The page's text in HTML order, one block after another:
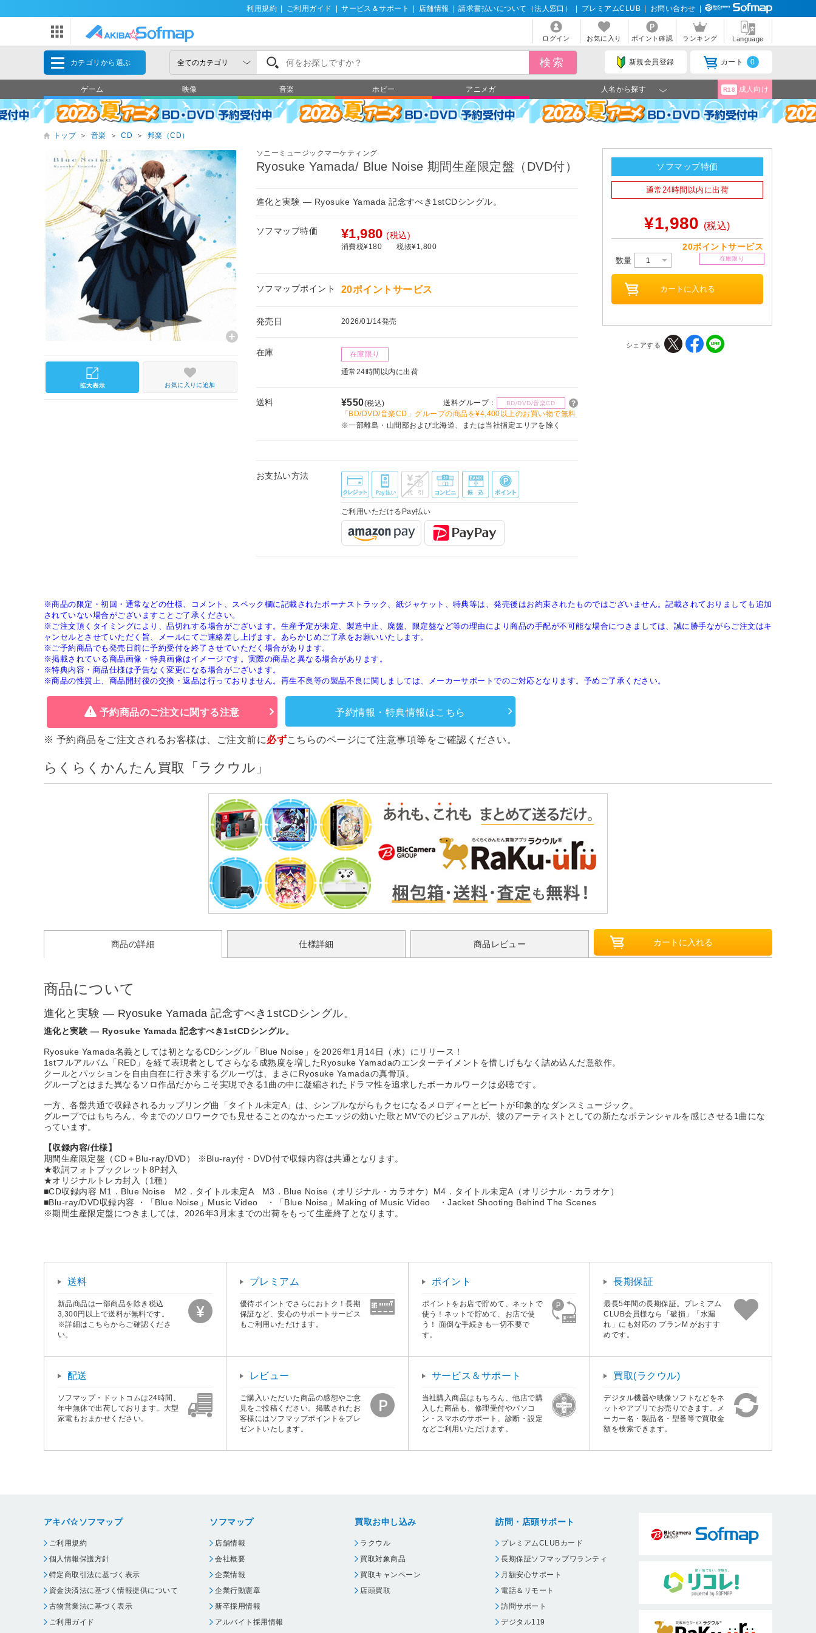
利用規約 ご利用ガイド サービス＆サポート 店舗情報 請求書払いについて（法人窓口） プレミアムCLUB お問い合わせ
ログイン お気に入り ポイント確認 ランキング Language
カテゴリから選ぶ 新規会員登録 カート 0
ゲーム 映像 音楽 ホビー アニメガ 人名から探す R18 成人向け
トップ ＞ 音楽 ＞ CD ＞ 邦楽（CD）
ソニーミュージックマーケティング
Ryosuke Yamada/ Blue Noise 期間生産限定盤（DVD付）
進化と実験 ― Ryosuke Yamada 記念すべき1stCDシングル。
ソフマップ特価 ¥1,980 (税込)
消費税¥180 税抜¥1,800
ソフマップポイント 20ポイントサービス
発売日 2026/01/14発売
在庫 在庫限り
通常24時間以内に出荷
送料 ¥550(税込) 送料グループ： BD/DVD/音楽CD
「BD/DVD/音楽CD」グループの商品を¥4,400以上のお買い物で無料
※一部離島・山間部および北海道、または当社指定エリアを除く
お支払い方法
ご利用いただけるPay払い
お気に入りに追加
ソフマップ特価
通常24時間以内に出荷
¥1,980 (税込)
20ポイントサービス
数量 在庫限り
シェアする
※商品の限定・初回・通常などの仕様、コメント、スペック欄に記載されたボーナストラック、紙ジャケット、特典等は、発売後はお約束されたものではございません。記載されておりましても追加
されていない場合がございますことご了承ください。
※ご注文頂くタイミングにより、品切れする場合がございます。生産予定が未定、製造中止、廃盤、限定盤など等の理由により商品の手配が不可能な場合につきましては、誠に勝手ながらご注文はキ
ャンセルとさせていただく旨、メールにてご連絡差し上げます。あらかじめご了承をお願いいたします。
※ご予約商品でも発売日前に予約受付を終了させていただく場合があります。
※掲載されている商品画像・特典画像はイメージです。実際の商品と異なる場合があります。
※特典内容・商品仕様は予告なく変更になる場合がございます。
※商品の性質上、商品開封後の交換・返品は行っておりません。再生不良等の製品不良に関しましては、メーカーサポートでのご対応となります。予めご了承ください。
予約商品のご注文に関する注意 予約情報・特典情報はこちら
※ 予約商品をご注文されるお客様は、ご注文前に必ずこちらのページにて注意事項等をご確認ください。
らくらくかんたん買取「ラクウル」
商品の詳細 仕様詳細 商品レビュー
商品について
進化と実験 ― Ryosuke Yamada 記念すべき1stCDシングル。
進化と実験 ― Ryosuke Yamada 記念すべき1stCDシングル。
Ryosuke Yamada名義としては初となるCDシングル「Blue Noise」を2026年1月14日（水）にリリース！
1stフルアルバム「RED」を経て表現者としてさらなる成熟度を増したRyosuke Yamadaのエンターテイメントを惜しげもなく詰め込んだ意欲作。
クールとパッションを自由自在に行き来するグルーヴは、まさにRyosuke Yamadaの真骨頂。
グループとはまた異なるソロ作品だからこそ実現できる1曲の中に凝縮されたドラマ性を追求したボーカルワークは必聴です。
一方、各盤共通で収録されるカップリング曲「タイトル未定A」は、シンプルながらもクセになるメロディーとビートが印象的なダンスミュージック。
グループではもちろん、今までのソロワークでも見せることのなかったエッジの効いた歌とMVでのビジュアルが、彼のアーティストとしての新たなポテンシャルを感じさせる1曲にな
っています。
【収録内容/仕様】
期間生産限定盤（CD＋Blu-ray/DVD） ※Blu-ray付・DVD付で収録内容は共通となります。
★歌詞フォトブックレット8P封入
★オリジナルトレカ封入（1種）
■CD収録内容 M1．Blue Noise M2．タイトル未定A M3．Blue Noise（オリジナル・カラオケ）M4．タイトル未定A（オリジナル・カラオケ）
■Blu-ray/DVD収録内容 ・「Blue Noise」Music Video ・「Blue Noise」Making of Music Video ・Jacket Shooting Behind The Scenes
※期間生産限定盤につきましては、2026年3月末までの出荷をもって生産終了となります。
送料
新品商品は一部商品を除き税込
3,300円以上で送料が無料です。
※詳細はこちらからご確認くださ
い。
プレミアム
優待ポイントでさらにおトク！長期
保証など、安心のサポートサービス
もご利用いただけます。
ポイント
ポイントをお店で貯めて、ネットで
使う！ネットで貯めて、お店で使
う！ 面倒な手続きも一切不要で
す。
長期保証
最長5年間の長期保証。プレミアム
CLUB会員様なら「破損」「水漏
れ」にも対応の プランM がおすす
めです。
配送
ソフマップ・ドットコムは24時間、
年中無休で出荷しております。大型
家電もおまかせください。
レビュー
ご購入いただいた商品の感想やご意
見をご投稿ください。掲載されたお
客様にはソフマップポイントをプレ
ゼントいたします。
サービス＆サポート
当社購入商品はもちろん、他店で購
入した商品も、修理受付やパソコ
ン・スマホのサポート、診断・設定
などご利用いただけます。
買取(ラクウル)
デジタル機器や映像ソフトなどをネ
ットやアプリでお売りできます。メ
ーカー名・製品名・型番等で買取金
額を検索できます。
アキバ☆ソフマップ
ご利用規約
個人情報保護方針
特定商取引法に基づく表示
資金決済法に基づく情報提供について
古物営業法に基づく表示
ご利用ガイド
ソフマップ
店舗情報
会社概要
企業情報
企業行動憲章
新卒採用情報
アルバイト採用情報
買取お申し込み
ラクウル
買取対象商品
買取キャンペーン
店頭買取
訪問・店頭サポート
プレミアムCLUBカード
長期保証ソフマップワランティ
月額安心サポート
電話＆リモート
訪問サポート
デジタル119